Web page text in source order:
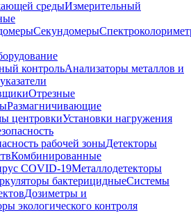
средыИзмерительный
Секундомеры
контрольАнализаторы металлов и
Отрезные
Размагничивающие
центровкиУстановки нагружения
рабочей зоныДетекторы
Комбинированные
COVID-19Металлодетекторы
бактерицидныеСистемы
Дозиметры и
экологического контроля